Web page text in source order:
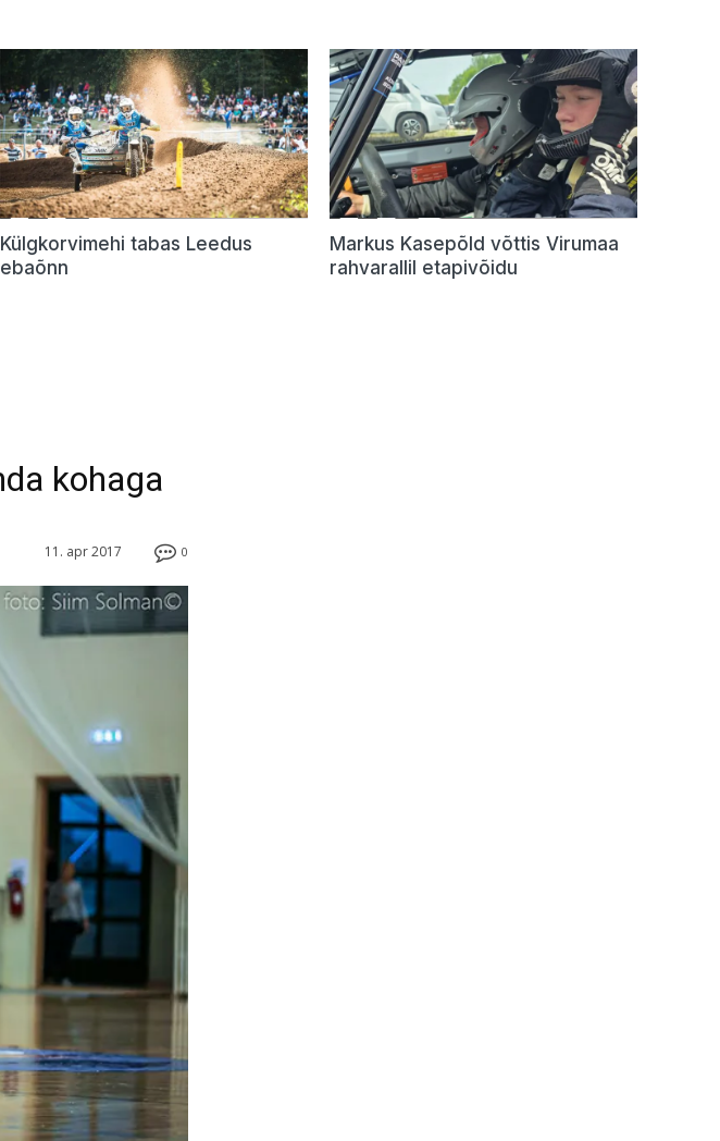
Külgkorvimehi tabas Leedus
ebaõnn
Markus Kasepõld võttis Virumaa
rahvarallil etapivõidu